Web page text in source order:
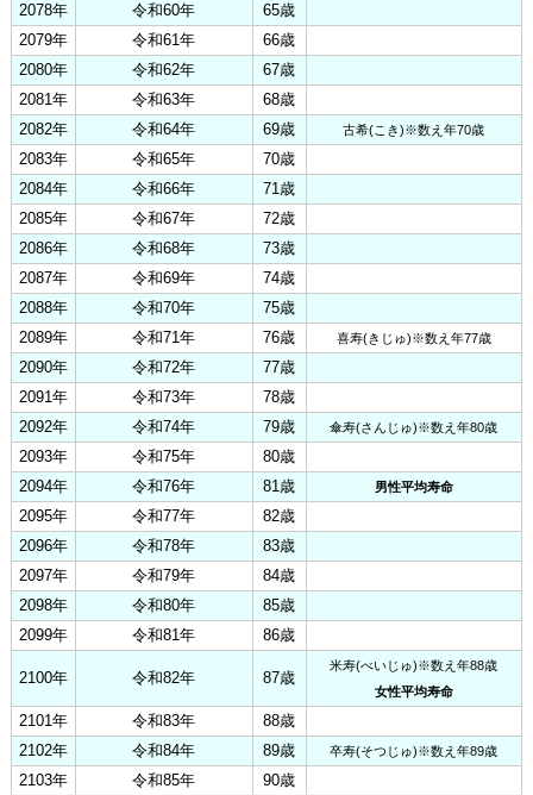
2078年
令和60年
65歳
2079年
令和61年
66歳
2080年
令和62年
67歳
2081年
令和63年
68歳
2082年
令和64年 69歳 古希(こき)※数え年70歳
2083年 令和65年
70歳
2084年
令和66年
71歳
2085年
令和67年
72歳
2086年
令和68年
73歳
2087年
令和69年
74歳
2088年
令和70年
75歳
2089年
令和71年 76歳 喜寿(きじゅ)※数え年77歳
2090年 令和72年
77歳
2091年
令和73年
78歳
2092年
令和74年 79歳 傘寿(さんじゅ)※数え年80歳
2093年 令和75年
80歳
2094年
令和76年 81歳 男性平均寿命
2095年 令和77年
82歳
2096年
令和78年
83歳
2097年
令和79年
84歳
2098年
令和80年
85歳
2099年
令和81年 86歳
2100年 令和82年 87歳
米寿(べいじゅ)※数え年88歳
女性平均寿命
2101年 令和83年
88歳
2102年
令和84年 89歳 卒寿(そつじゅ)※数え年89歳
2103年 令和85年
90歳